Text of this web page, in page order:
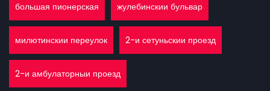
большая пионерская жулебинскии бульвар
милютинскии переулок 2-и сетуньскии проезд
2-и амбулаторныи проезд